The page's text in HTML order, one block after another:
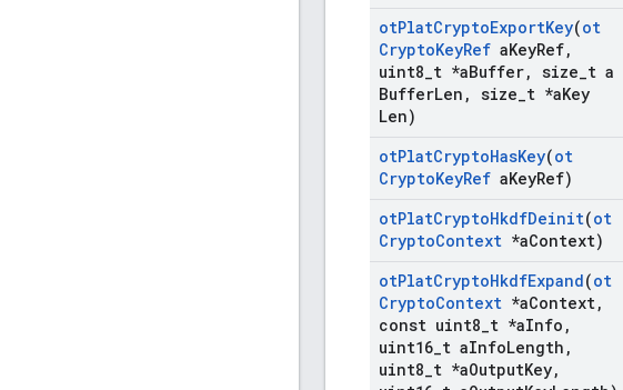
otPlatCryptoExportKey(ot
CryptoKeyRef aKeyRef,
uint8 t *aBuffer, size t a
BufferLen , size t *aKey
Len)
otPlatCryptoHasKey(ot
CryptoKeyRef aKeyRef)
otPlatCryptoHkdfDeinit(ot
CryptoContext *aContext)
otPlatCryptoHkdfExpand(ot
CryptoContext *aContext,
const uint8 t *aInfo ,
uint16 t aInfoLength ,
uint8 t *aOutputKey,